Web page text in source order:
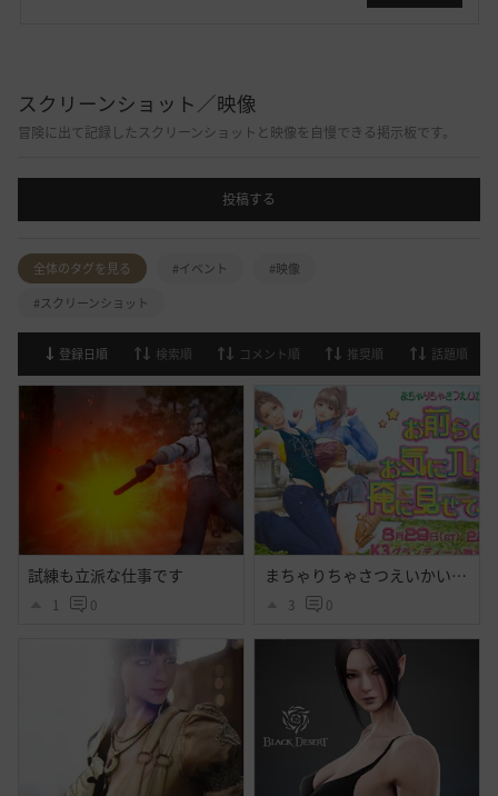
スクリーンショット／映像
冒険に出て記録したスクリーンショットと映像を自慢できる掲示板です。
投稿する
全体のタグを見る #イベント
#映像
#スクリーンショット
登録日順 検索順 コメント順 推奨順 話題順
試練も立派な仕事です
1 0
まちゃりちゃさつえいかい【予告】
3 0